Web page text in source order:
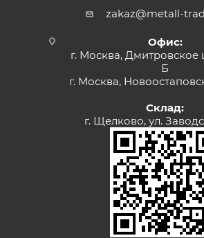
zakaz@metall-
Офис:
г. Москва, Дмитровское
Б
г. Москва,
Склад:
г. Щелково, ул.